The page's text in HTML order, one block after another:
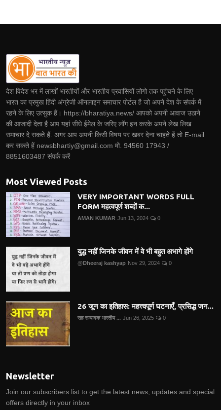
देश विदेश भर में लाखों भारतीयों और भारतीय प्रवासियों लोगो तक पहुंचने के लिए
भारत का प्रमुख हिंदी अंग्रेजी ऑनलाइन समाचार पोर्टल है जो अपने देश के संपर्क में
रहने के लिए उत्सुक हैं। https://bharatiya.news/ आपको अपनी आवाज उठाने
की आजादी देता है आप यहां सीधे ईमेल के जरिए लॉग इन करके अपने लेख लिख
समाचार दे सकते हैं. अगर आप अपनी किसी विषय पर खबर देना चाहते हें तो E-mail
कर सकते हें newsbhartiy@gmail.com मो. 94560 17943 /
8851603487 संपर्क करें
Most Viewed Posts
VERY IMPORTANT WORDS FULL
FORM महत्वपूर्ण शब्दों क...
AMAN KUMAR Jun 13, 2024 0
युद्ध नहीं जिनके जीवन में वे भी बहुत अभागे होंगे
@Dheeraj kashyap Nov 29, 2024 0
26 जून का इतिहास: महत्त्वपूर्ण घटनाएँ, प्रसिद्ध जन...
सह सम्पादक भारतीय ... Jun 26, 2025 0
Newsletter
Join our subscribers list to get the latest news, updates and special
offers directly in your inbox